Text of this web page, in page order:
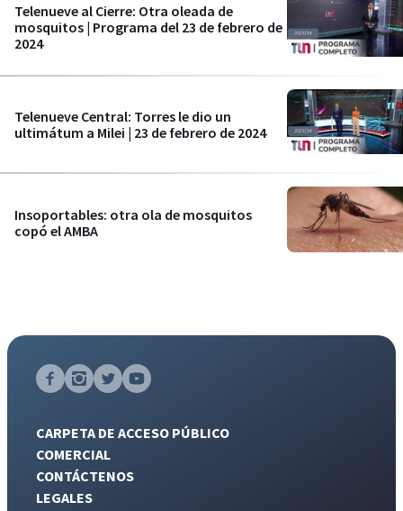
Telenueve al Cierre: Otra oleada de
mosquitos | Programa del 23 de febrero de
2024
Telenueve Central: Torres le dio un
ultimátum a Milei | 23 de febrero de 2024
Insoportables: otra ola de mosquitos
copó el AMBA
CARPETA DE ACCESO PÚBLICO
COMERCIAL
CONTÁCTENOS
LEGALES